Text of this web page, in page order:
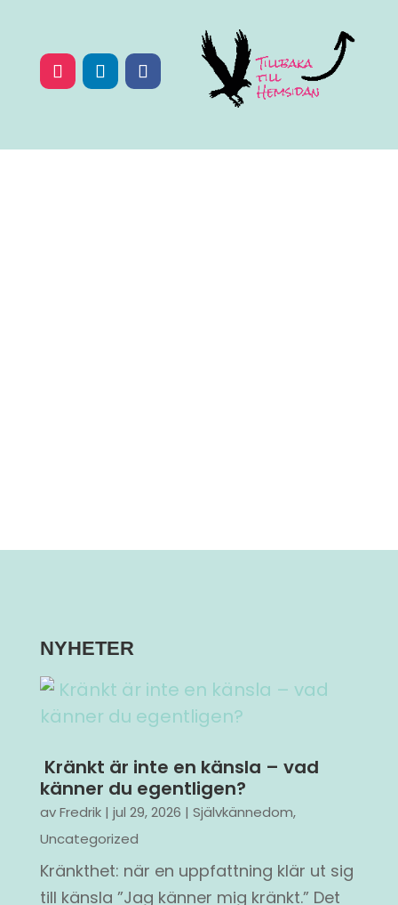
NYHETER
Kränkt är inte en känsla – vad
känner du egentligen?
avFredrik| jul 29, 2026 | Självkännedom,
Uncategorized
Kränkthet: när en uppfattning klär ut sig
till känsla ”Jag känner mig kränkt.” Det